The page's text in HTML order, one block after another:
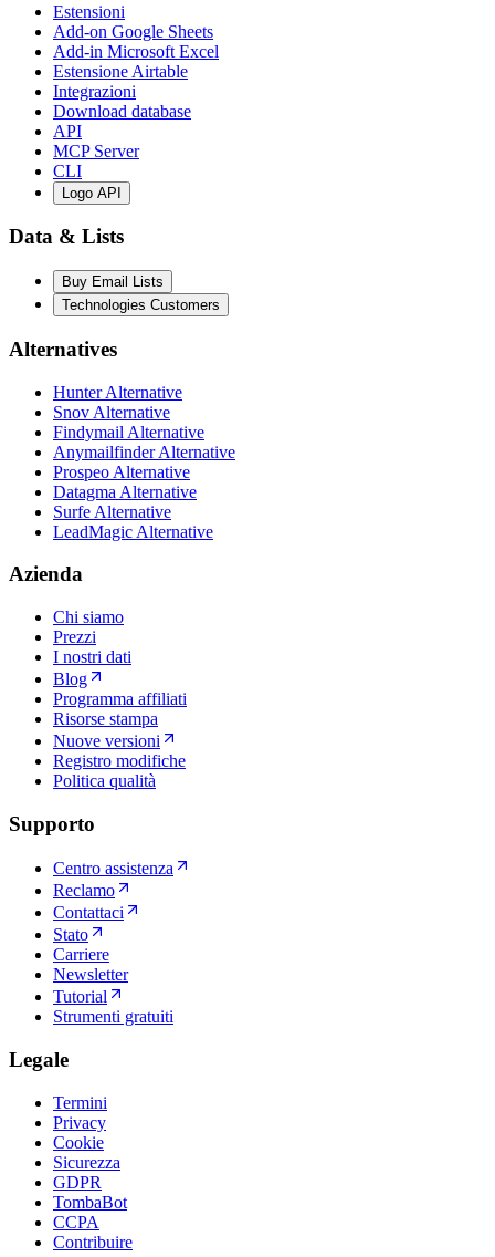
Estensioni
Add-on Google Sheets
Add-in Microsoft Excel
Estensione Airtable
Integrazioni
Download database
API
MCP Server
CLI
Logo API
Data & Lists
Buy Email Lists
Technologies Customers
Alternatives
Hunter Alternative
Snov Alternative
Findymail Alternative
Anymailfinder Alternative
Prospeo Alternative
Datagma Alternative
Surfe Alternative
LeadMagic Alternative
Azienda
Chi siamo
Prezzi
I nostri dati
Blog
Programma affiliati
Risorse stampa
Nuove versioni
Registro modifiche
Politica qualità
Supporto
Centro assistenza
Reclamo
Contattaci
Stato
Carriere
Newsletter
Tutorial
Strumenti gratuiti
Legale
Termini
Privacy
Cookie
Sicurezza
GDPR
TombaBot
CCPA
Contribuire